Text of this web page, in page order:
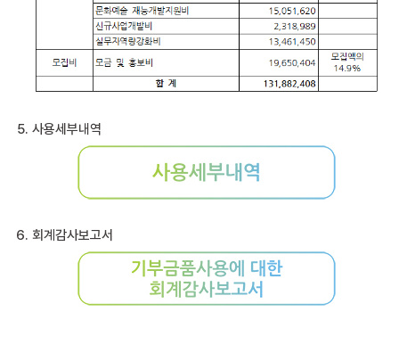
사용세부내역
회계감사보고서